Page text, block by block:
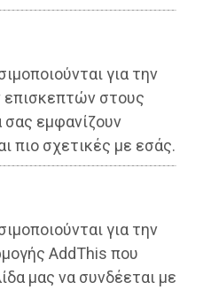
για την
στους
εμφανίζουν
πιο σχετικές με εσάς.
για την
AddThis που
μας να συνδέεται με
ο Δήμαρχος
Δημήτρης